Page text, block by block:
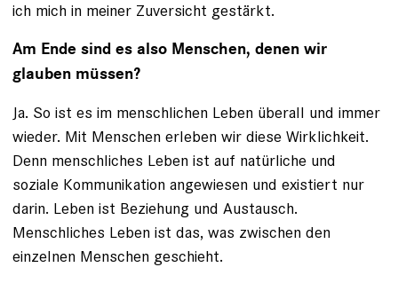
ich mich in meiner Zuversicht gestärkt.
Am Ende sind es also Menschen, denen wir
glauben müssen?
Ja. So ist es im menschlichen Leben überall und immer
wieder. Mit Menschen erleben wir diese Wirklichkeit.
Denn menschliches Leben ist auf natürliche und
soziale Kommunikation angewiesen und existiert nur
darin. Leben ist Beziehung und Austausch.
Menschliches Leben ist das, was zwischen den
einzelnen Menschen geschieht.